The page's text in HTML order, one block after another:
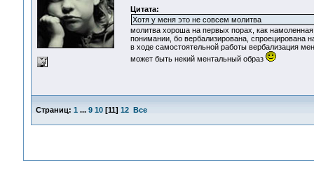
Цитата:
Хотя у меня это не совсем молитва
молитва хороша на первых порах, как
понимании, бо вербализирована, спроецирована
в ходе самостоятельной работы вербализация
может быть некий ментальный образ
Страниц: 1 ... 9 10[11] 12 Все